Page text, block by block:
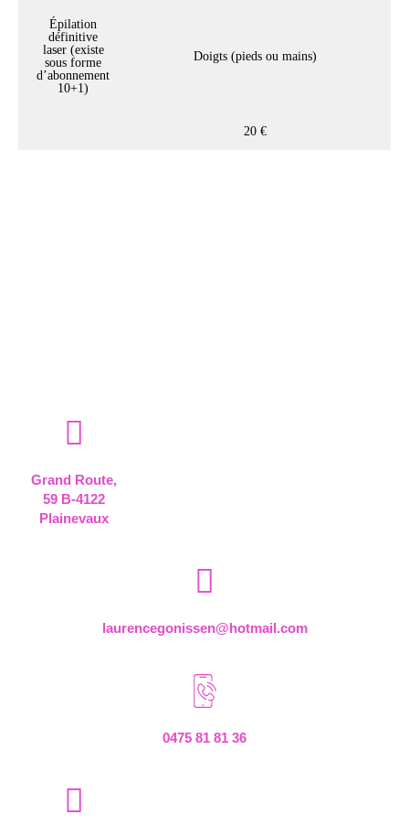
Épilation
définitive
laser (existe
sous forme
d’abonnement
10+1)
Doigts (pieds ou mains)
20 €
Grand Route,
59 B-4122
Plainevaux
laurencegonissen@hotmail.com
0475 81 81 36